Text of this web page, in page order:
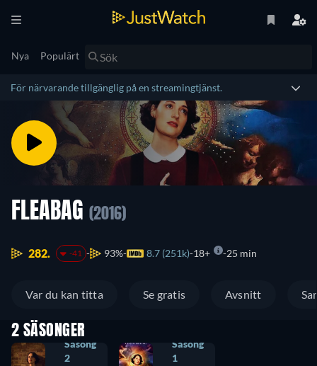
Nya Populärt
För närvarande tillgänglig på en streamingtjänst.
FLEABAG (2016)
282. -41 93% 8.7 (251k) 18+ 25 min
Var du kan titta Se gratis Avsnitt
2 SÄSONGER
Säsong
2
Säsong
1